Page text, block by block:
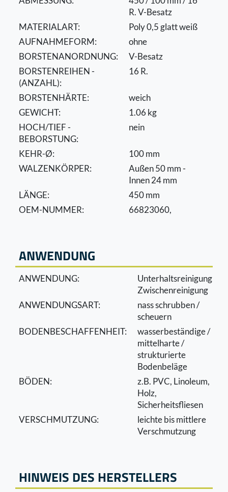
R. V-Besatz
MATERIALART:
Poly 0,5 glatt weiß
AUFNAHMEFORM:
ohne
BORSTENANORDNUNG:
V-Besatz
BORSTENREIHEN -
(ANZAHL):
16 R.
BORSTENHÄRTE:
weich
GEWICHT:
1.06 kg
HOCH/TIEF -
BEBORSTUNG:
nein
KEHR-Ø:
100 mm
WALZENKÖRPER:
Außen 50 mm -
Innen 24 mm
LÄNGE:
450 mm
OEM-NUMMER:
66823060,
ANWENDUNG
ANWENDUNG:
Unterhaltsreinigung,
Zwischenreinigung
ANWENDUNGSART:
nass schrubben /
scheuern
BODENBESCHAFFENHEIT:
wasserbeständige /
mittelharte /
strukturierte
Bodenbeläge
BÖDEN:
z.B. PVC, Linoleum,
Holz,
Sicherheitsﬂiesen
VERSCHMUTZUNG:
leichte bis mittlere
Verschmutzung
HINWEIS DES HERSTELLERS